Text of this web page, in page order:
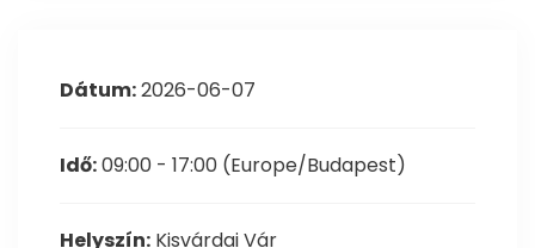
Dátum:2026-06-07
Idő:09:00 - 17:00 (Europe/Budapest)
Helyszín: Kisvárdai Vár